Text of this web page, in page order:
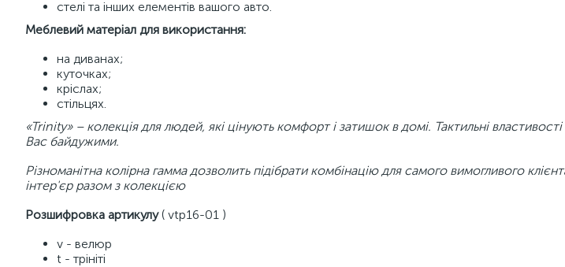
стелі та інших елементів вашого авто.
Меблевий матеріал для використання:
на диванах;
куточках;
кріслах;
стільцях.
«Trinity» – колекція для людей, які цінують комфорт і затишок в домі. Тактильні властивості
Вас байдужими.
Різноманітна колірна гамма дозволить підібрати комбінацію для самого вимогливого
інтер'єр разом з колекцією
Розшифровка артикулу( vtp16-01 )
v - велюр
t - трініті